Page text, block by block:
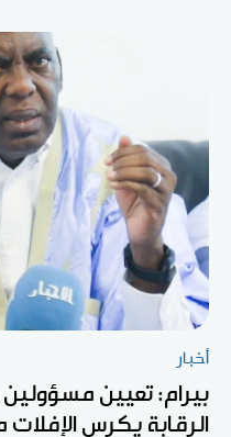
أخبار
بيرام: تعيين
الرقابة يكرس